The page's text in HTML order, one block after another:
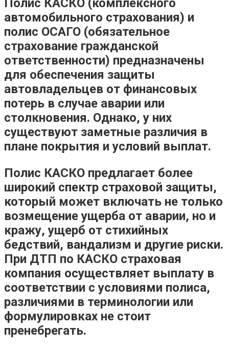
Полис КАСКО (комплексного
автомобильного страхования) и
полис ОСАГО (обязательное
страхование гражданской
ответственности) предназначены
для обеспечения защиты
автовладельцев от финансовых
потерь в случае аварии или
столкновения. Однако, у них
существуют заметные различия в
плане покрытия и условий выплат.
Полис КАСКО предлагает более
широкий спектр страховой защиты,
который может включать не только
возмещение ущерба от аварии, но и
кражу, ущерб от стихийных
бедствий, вандализм и другие риски.
При ДТП по КАСКО страховая
компания осуществляет выплату в
соответствии с условиями полиса,
различиями в терминологии или
формулировках не стоит
пренебрегать.